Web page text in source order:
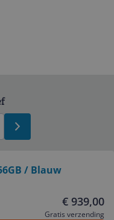
/ Blauw
€ 939,00
Gratis verzending